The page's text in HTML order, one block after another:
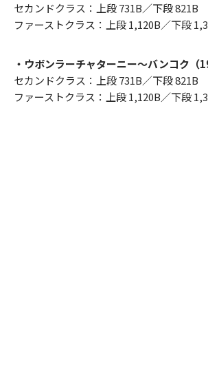
セカンドクラス：上段 731B／下段 821B
ファーストクラス：上段 1,120B／下段
・ウボンラーチャターニー〜バンコク（
セカンドクラス：上段 731B／下段 821B
ファーストクラス：上段 1,120B／下段